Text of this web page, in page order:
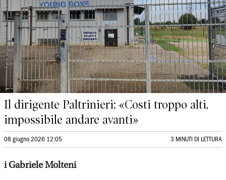
Il dirigente Paltrinieri: «Costi troppo alti,
impossibile andare avanti»
08 giugno 2026 12:05 3 MINUTI DI LETTURA
i Gabriele Molteni